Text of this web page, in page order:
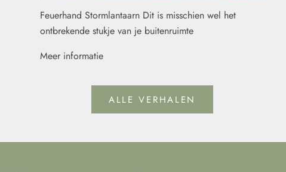
Feuerhand Stormlantaarn Dit is misschien wel het
ontbrekende stukje van je buitenruimte
Meer informatie
ALLE VERHALEN